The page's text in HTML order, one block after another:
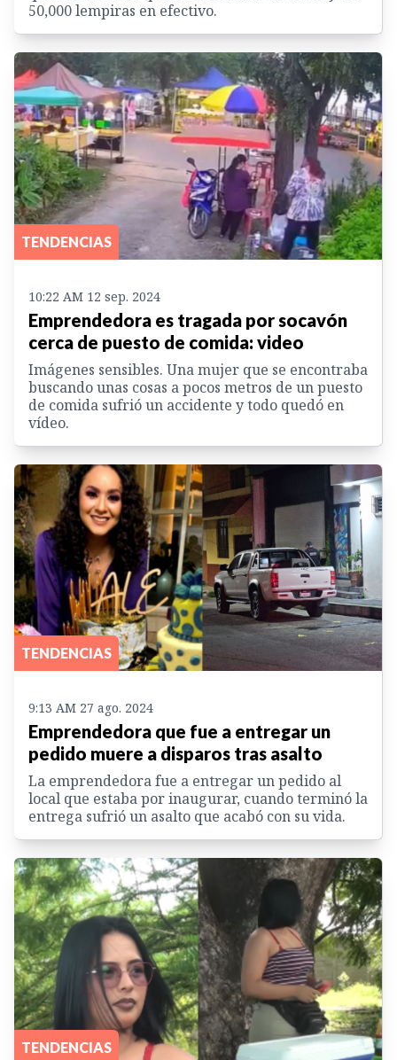
50,000 lempiras en efectivo.
TENDENCIAS
10:22 AM 12 sep. 2024
Emprendedora es tragada por socavón
cerca de puesto de comida: video
Imágenes sensibles. Una mujer que se encontraba
buscando unas cosas a pocos metros de un puesto
de comida sufrió un accidente y todo quedó en
vídeo.
TENDENCIAS
9:13 AM 27 ago. 2024
Emprendedora que fue a entregar un
pedido muere a disparos tras asalto
La emprendedora fue a entregar un pedido al
local que estaba por inaugurar, cuando terminó la
entrega sufrió un asalto que acabó con su vida.
TENDENCIAS